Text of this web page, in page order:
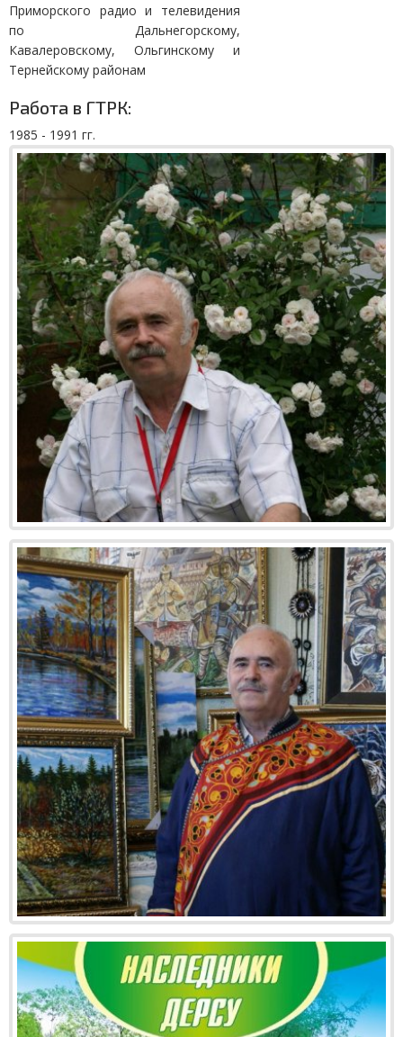
Приморского радио и телевидения
по Дальнегорскому,
Кавалеровскому, Ольгинскому и
Тернейскому районам
Работа в ГТРК:
1985 - 1991 гг.